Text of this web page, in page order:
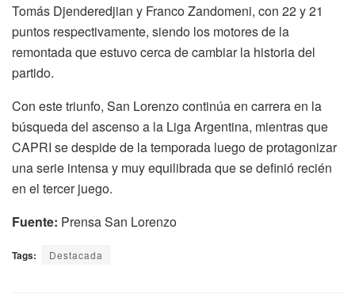
Tomás Djenderedjian y Franco Zandomeni, con 22 y 21
puntos respectivamente, siendo los motores de la
remontada que estuvo cerca de cambiar la historia del
partido.
Con este triunfo, San Lorenzo continúa en carrera en la
búsqueda del ascenso a la Liga Argentina, mientras que
CAPRI se despide de la temporada luego de protagonizar
una serie intensa y muy equilibrada que se definió recién
en el tercer juego.
Fuente: Prensa San Lorenzo
Tags: Destacada